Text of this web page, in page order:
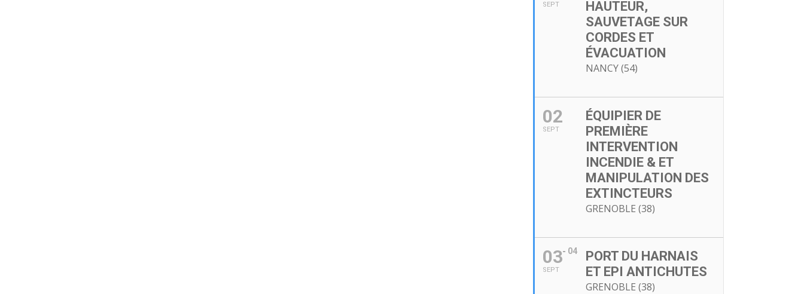
SEPT
HAUTEUR,
SAUVETAGE SUR
CORDES ET
ÉVACUATION
NANCY (54)
02
SEPT
ÉQUIPIER DE
PREMIÈRE
INTERVENTION
INCENDIE & ET
MANIPULATION DES
EXTINCTEURS
GRENOBLE (38)
03
SEPT
04
PORT DU HARNAIS
ET EPI ANTICHUTES
GRENOBLE (38)